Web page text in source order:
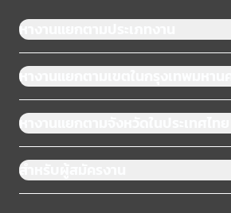
หางานแยกตามประเภทงาน
หางานแยกตามเขตในกรุงเทพมหานคร
หางานแยกตามจังหวัดในประเทศไทย
สำหรับผู้สมัครงาน